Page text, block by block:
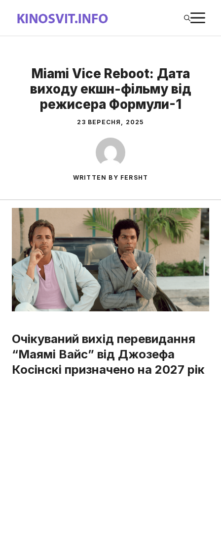
вмісту
Miami Vice Reboot: Дата
виходу екшн-фільму від
режисера Формули-1
23 ВЕРЕСНЯ, 2025
WRITTEN BY FERSHT
Очікуваний вихід перевидання
“Маямі Вайс” від Джозефа
Косінскі призначено на 2027 рік